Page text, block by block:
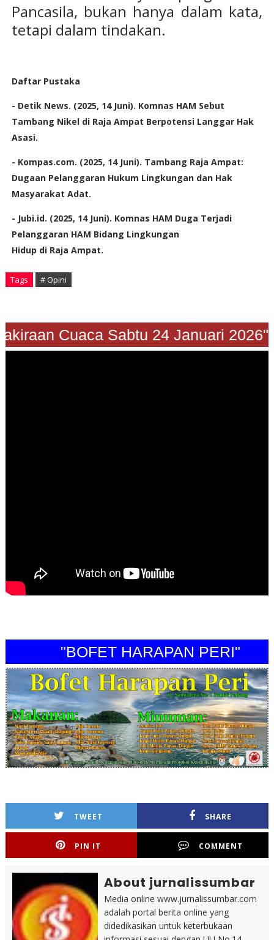
Pancasila, bukan hanya dalam kata,
tetapi dalam tindakan.
Daftar Pustaka
- Detik News. (2025, 14 Juni). Komnas HAM Sebut
Tambang Nikel di Raja Ampat Berpotensi Langgar Hak
Asasi.
- Kompas.com. (2025, 14 Juni). Tambang Raja Ampat:
Dugaan Pelanggaran Hukum Lingkungan dan Hak
Masyarakat Adat.
- Jubi.id. (2025, 14 Juni). Komnas HAM Duga Terjadi
Pelanggaran HAM Bidang Lingkungan
Hidup di Raja Ampat.
Tags # Opini
"Prakiraan Cuaca Sabtu 24 Januari
"BOFET HARAPAN PERI"
TWEET SHARE
PIN IT COMMENT
About jurnalissumbar
Media online www.jurnalissumbar.com
adalah portal berita online yang
didedikasikan untuk keterbukaan